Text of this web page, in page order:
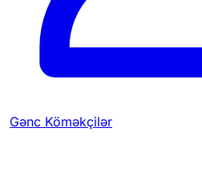
Gənc Köməkçilər